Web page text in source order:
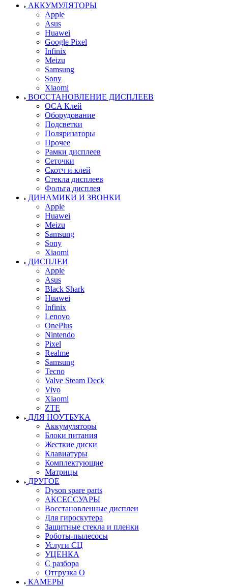
АККУМУЛЯТОРЫ
Apple
Asus
Huawei
Google Pixel
Infinix
Meizu
Samsung
Sony
Xiaomi
ВОССТАНОВЛЕНИЕ ДИСПЛЕЕВ
OCA Клей
Оборудование
Подсветки
Поляризаторы
Прочее
Рамки дисплеев
Сеточки
Скотч и клей
Стекла дисплеев
Фольга дисплея
ДИНАМИКИ И ЗВОНКИ
Apple
Huawei
Meizu
Samsung
Sony
Xiaomi
ДИСПЛЕИ
Apple
Asus
Black Shark
Huawei
Infinix
Lenovo
OnePlus
Nintendo
Pixel
Realme
Samsung
Tecno
Valve Steam Deck
Vivo
Xiaomi
ZTE
ДЛЯ НОУТБУКА
Аккумуляторы
Блоки питания
Жесткие диски
Клавиатуры
Комплектующие
Матрицы
ДРУГОЕ
Dyson spare parts
АКСЕССУАРЫ
Восстановленные дисплеи
Для гироскутера
Защитные стекла и пленки
Роботы-пылесосы
Услуги СЦ
УЦЕНКА
С разбора
Отгрузка О
КАМЕРЫ